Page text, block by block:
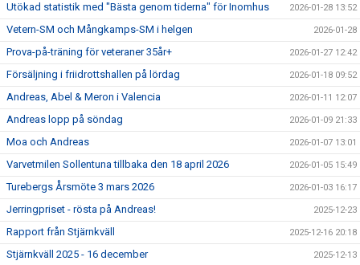
Utökad statistik med "Bästa genom tiderna" för Inomhus 2026-01-28 13:52
Vetern-SM och Mångkamps-SM i helgen 2026-01-28
Prova-på-träning för veteraner 35år+ 2026-01-27 12:42
Försäljning i friidrottshallen på lördag 2026-01-18 09:52
Andreas, Abel & Meron i Valencia 2026-01-11 12:07
Andreas lopp på söndag 2026-01-09 21:33
Moa och Andreas 2026-01-07 13:01
Varvetmilen Sollentuna tillbaka den 18 april 2026 2026-01-05 15:49
Turebergs Årsmöte 3 mars 2026 2026-01-03 16:17
Jerringpriset - rösta på Andreas! 2025-12-23
Rapport från Stjärnkväll 2025-12-16 20:18
Stjärnkväll 2025 - 16 december 2025-12-13